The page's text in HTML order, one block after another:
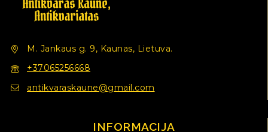
M. Jankaus g. 9, Kaunas, Lietuva.
+37065256668
antikvaraskaune@gmail.com
INFORMACIJA